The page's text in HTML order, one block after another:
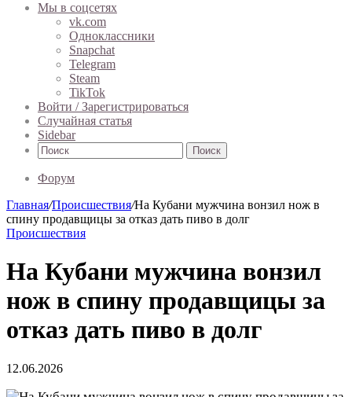
Мы в соцсетях
vk.com
Одноклассники
Snapchat
Telegram
Steam
TikTok
Войти / Зарегистрироваться
Случайная статья
Sidebar
Поиск
Форум
Главная/Происшествия/На Кубани мужчина вонзил нож в
спину продавщицы за отказ дать пиво в долг
Происшествия
На Кубани мужчина вонзил
нож в спину продавщицы за
отказ дать пиво в долг
12.06.2026